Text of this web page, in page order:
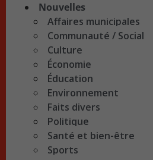
Nouvelles
Affaires municipales
Communauté / Social
Culture
Économie
Éducation
Environnement
Faits divers
Politique
Santé et bien-être
Sports